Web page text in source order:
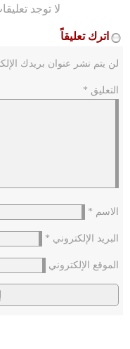
لا توجد
اترك تعليقاً
لن يتم نشر عنوان بريدك
التعليق *
الاسم *
البريد الإلكتروني *
الموقع الإلكتروني